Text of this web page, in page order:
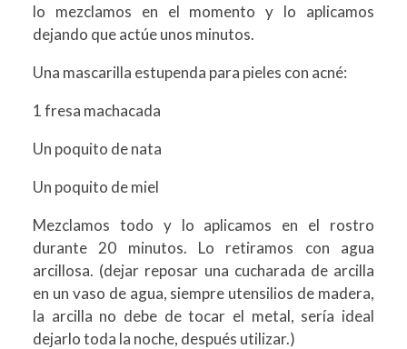
lo mezclamos en el momento y lo aplicamos
dejando que actúe unos minutos.
Una mascarilla estupenda para pieles con acné:
1 fresa machacada
Un poquito de nata
Un poquito de miel
Mezclamos todo y lo aplicamos en el rostro
durante 20 minutos. Lo retiramos con agua
arcillosa. (dejar reposar una cucharada de arcilla
en un vaso de agua, siempre utensilios de madera,
la arcilla no debe de tocar el metal, sería ideal
dejarlo toda la noche, después utilizar.)